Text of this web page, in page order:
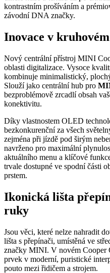
kontrastním prošíváním a
závodní DNA značky.
Inovace v
Nový centrální přístroj MINI
oblasti digitalizace. Vysoce
kombinuje minimalistický,
Slouží jako centrální hub pro
bezproblémově zrcadlí obsah
konektivitu.
Díky vlastnostem OLED
bezkonkurenční za všech
zejména při jízdě pod širým
navrženo pro maximální
aktuálního menu a klíčové
trvale dostupné ve spodní části
prstem.
Ikonická lišta
ruky
Jsou věci, které nelze nahradit
lišta s přepínači, umístěná ve
značky MINI. V novém Cooper
prvek v moderní, puristické
pouto mezi řidičem a strojem.